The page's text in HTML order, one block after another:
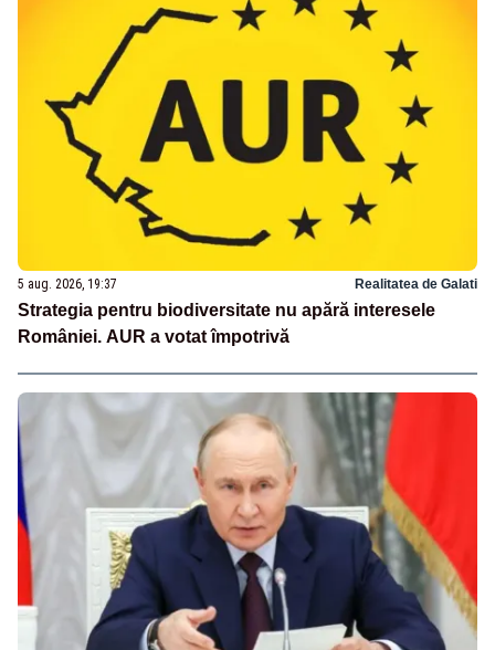
5 aug. 2026, 19:37 Realitatea de Galati
Strategia pentru biodiversitate nu apără interesele
României. AUR a votat împotrivă